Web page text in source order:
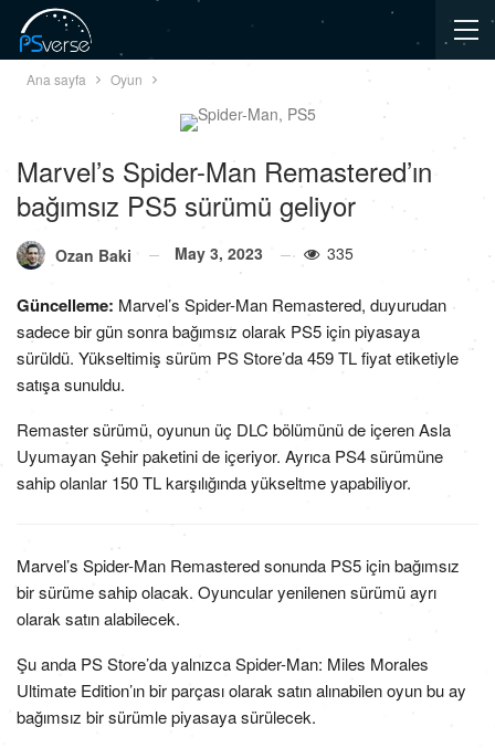
Ana sayfa Oyun
Marvel’s Spider-Man Remastered’ın
bağımsız PS5 sürümü geliyor
Ozan Baki May 3, 2023 335
Güncelleme: Marvel’s Spider-Man Remastered, duyurudan
sadece bir gün sonra bağımsız olarak PS5 için piyasaya
sürüldü. Yükseltimiş sürüm PS Store’da 459 TL fiyat etiketiyle
satışa sunuldu.
Remaster sürümü, oyunun üç DLC bölümünü de içeren Asla
Uyumayan Şehir paketini de içeriyor. Ayrıca PS4 sürümüne
sahip olanlar 150 TL karşılığında yükseltme yapabiliyor.
Marvel’s Spider-Man Remastered sonunda PS5 için bağımsız
bir sürüme sahip olacak. Oyuncular yenilenen sürümü ayrı
olarak satın alabilecek.
Şu anda PS Store’da yalnızca Spider-Man: Miles Morales
Ultimate Edition’ın bir parçası olarak satın alınabilen oyun bu ay
bağımsız bir sürümle piyasaya sürülecek.